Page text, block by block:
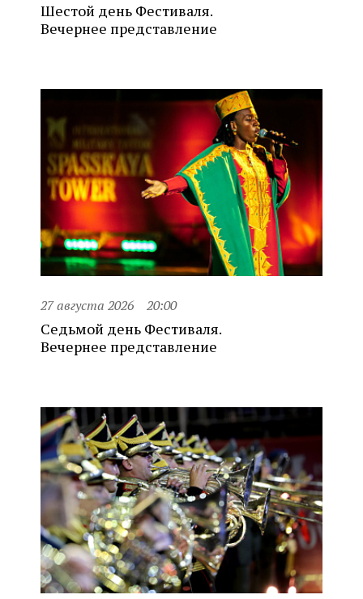
Шестой день Фестиваля.
Вечернее представление
27 августа 2026 20:00
Седьмой день Фестиваля.
Вечернее представление